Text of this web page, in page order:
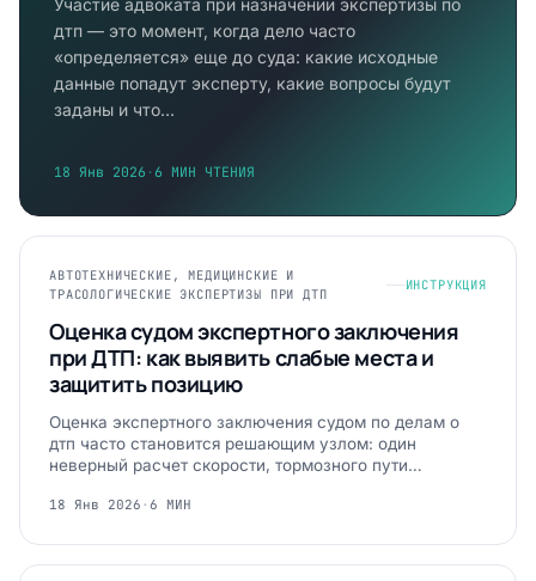
Участие адвоката при назначении экспертизы по
дтп — это момент, когда дело часто
«определяется» еще до суда: какие исходные
данные попадут эксперту, какие вопросы будут
заданы и что…
18 Янв 2026 · 6 МИН ЧТЕНИЯ
АВТОТЕХНИЧЕСКИЕ, МЕДИЦИНСКИЕ И
ТРАСОЛОГИЧЕСКИЕ ЭКСПЕРТИЗЫ ПРИ ДТП
ИНСТРУКЦИЯ
Оценка судом экспертного заключения
при ДТП: как выявить слабые места и
защитить позицию
Оценка экспертного заключения судом по делам о
дтп часто становится решающим узлом: один
неверный расчет скорости, тормозного пути…
18 Янв 2026 · 6 МИН